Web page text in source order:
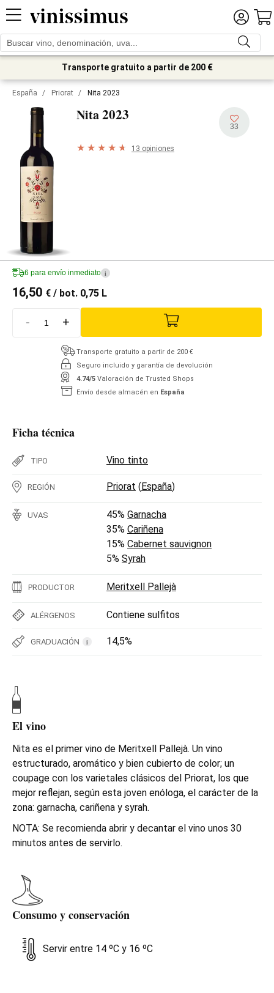
Transporte gratuito a partir de 200 €
España / Priorat / Nita 2023
Nita2023
33
13 opiniones
6 para envío inmediato i
16,50 € / bot. 0,75 L
- +
Transporte gratuito a partir de 200 €
Seguro incluido y garantía de devolución
4.74/5 Valoración de Trusted Shops
Envío desde almacén en España
Ficha técnica
TIPO Vino tinto
REGIÓN Priorat (España)
UVAS 45% Garnacha
35% Cariñena
15% Cabernet sauvignon
5% Syrah
PRODUCTOR Meritxell Pallejà
ALÉRGENOS Contiene sulfitos
GRADUACIÓN i 14,5%
El vino
Nita es el primer vino de Meritxell Pallejà. Un vino
estructurado, aromático y bien cubierto de color; un
coupage con los varietales clásicos del Priorat, los que
mejor reflejan, según esta joven enóloga, el carácter de la
zona: garnacha, cariñena y syrah.
NOTA: Se recomienda abrir y decantar el vino unos 30
minutos antes de servirlo.
Consumo y conservación
Servir entre 14 ºC y 16 ºC